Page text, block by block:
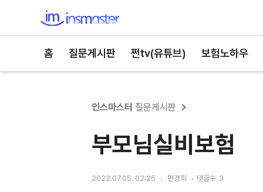
홈 질문게시판 쩐tv(유튜브) 보험노하우
인스마스터 질문게시판
부모님실비보험
2022.07.05. 02:25 편경희 댓글수 3